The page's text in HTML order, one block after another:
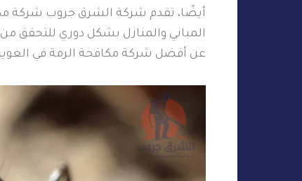
أيضًا، تقدم شركة الشرق جروب شركة
المباني والمنازل بشكل دوري للتحقق
عن أفضل شركة مكافحة الرمة في